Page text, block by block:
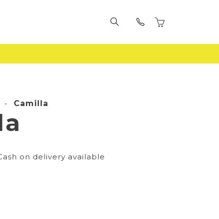
- Camilla
on delivery available